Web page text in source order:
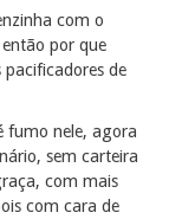
com o
por que
de
fumo nele, agora
sem carteira
com mais
com cara de